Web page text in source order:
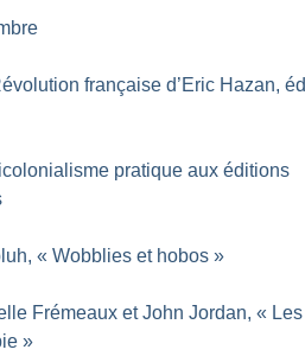
française d’Eric Hazan,
pratique aux éditions
« Wobblies et hobos »
Frémeaux et John Jordan, « Les
»